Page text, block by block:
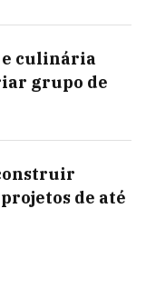
e culinária
grupo de
de até